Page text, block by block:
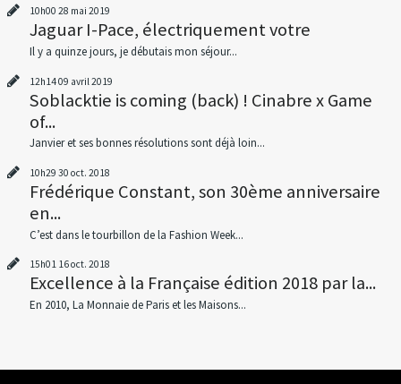
10h00 28 mai 2019
Jaguar I-Pace, électriquement votre
Il y a quinze jours, je débutais mon séjour...
12h1409 avril 2019
Soblacktie is coming (back) ! Cinabre x Game
of...
Janvier et ses bonnes résolutions sont déjà loin...
10h29 30 oct. 2018
Frédérique Constant, son 30ème anniversaire
en...
C’est dans le tourbillon de la Fashion Week...
15h01 16oct. 2018
Excellence à la Française édition 2018 par la...
En 2010, La Monnaie de Paris et les Maisons...